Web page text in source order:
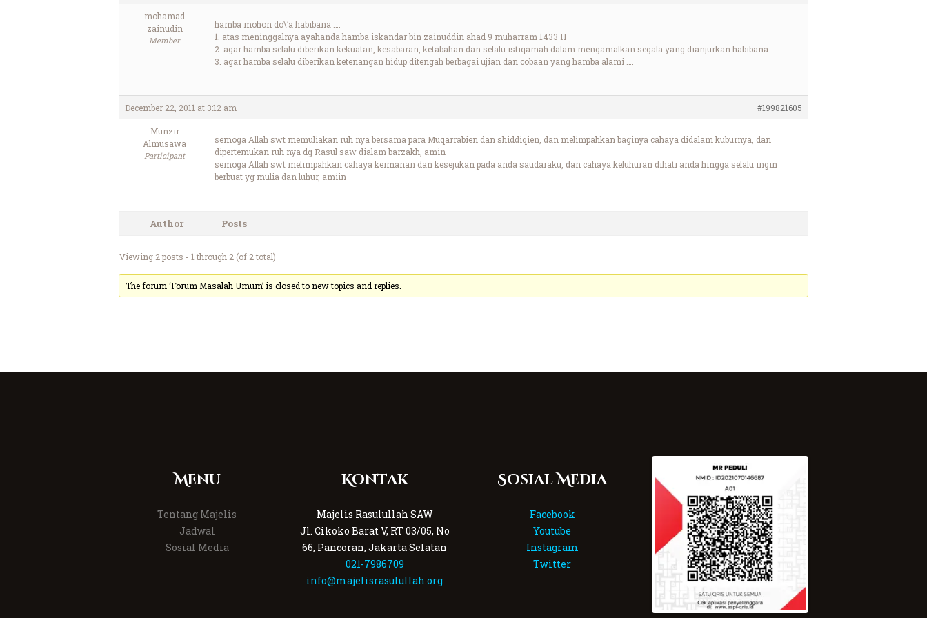
mohamad
zainudin
Member
hamba mohon do\’a habibana ….
1. atas meninggalnya ayahanda hamba iskandar bin zainuddin ahad 9 muharram 1433 H
2. agar hamba selalu diberikan kekuatan, kesabaran, ketabahan dan selalu istiqamah dalam mengamalkan segala yang dianjurkan habibana …..
3. agar hamba selalu diberikan ketenangan hidup ditengah berbagai ujian dan cobaan yang hamba alami ….
December 22, 2011 at 3:12 am #199821605
Munzir
Almusawa
Participant
semoga Allah swt memuliakan ruh nya bersama para Muqarrabien dan shiddiqien, dan melimpahkan baginya cahaya didalam kuburnya, dan
dipertemukan ruh nya dg Rasul saw dialam barzakh, amin
semoga Allah swt melimpahkan cahaya keimanan dan kesejukan pada anda saudaraku, dan cahaya keluhuran dihati anda hingga selalu ingin
berbuat yg mulia dan luhur, amiin
Author Posts
Viewing 2 posts - 1 through 2 (of 2 total)
The forum ‘Forum Masalah Umum’ is closed to new topics and replies.
Menu
Tentang Majelis
Jadwal
Sosial Media
Kontak
Majelis Rasulullah SAW
Jl. Cikoko Barat V, RT 03/05, No
66, Pancoran, Jakarta Selatan
021-7986709
info@majelisrasulullah.org
Sosial Media
Facebook
Youtube
Instagram
Twitter